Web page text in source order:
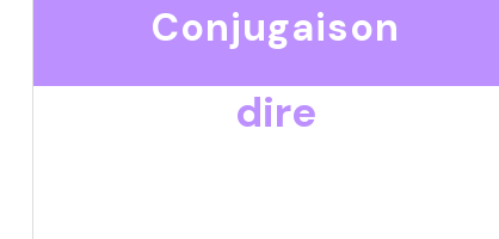
Conjugaison
dire